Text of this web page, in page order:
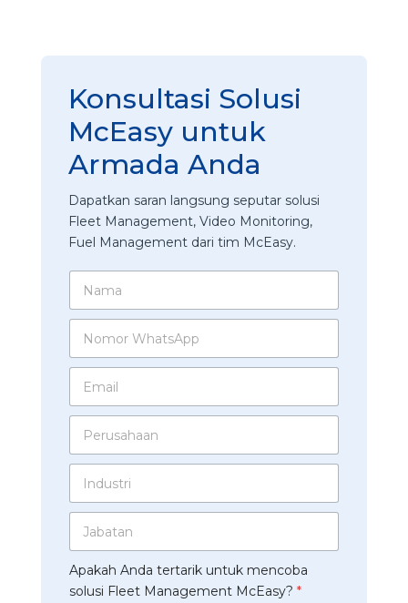
Konsultasi Solusi
McEasy untuk
Armada Anda
Dapatkan saran langsung seputar solusi
Fleet Management, Video Monitoring,
Fuel Management dari tim McEasy.
m
m
W
t
A
p
*
a
*
r
a
a
n
*
d
r
i
b
a
t
Apakah Anda tertarik untuk mencoba
solusi Fleet Management McEasy? *